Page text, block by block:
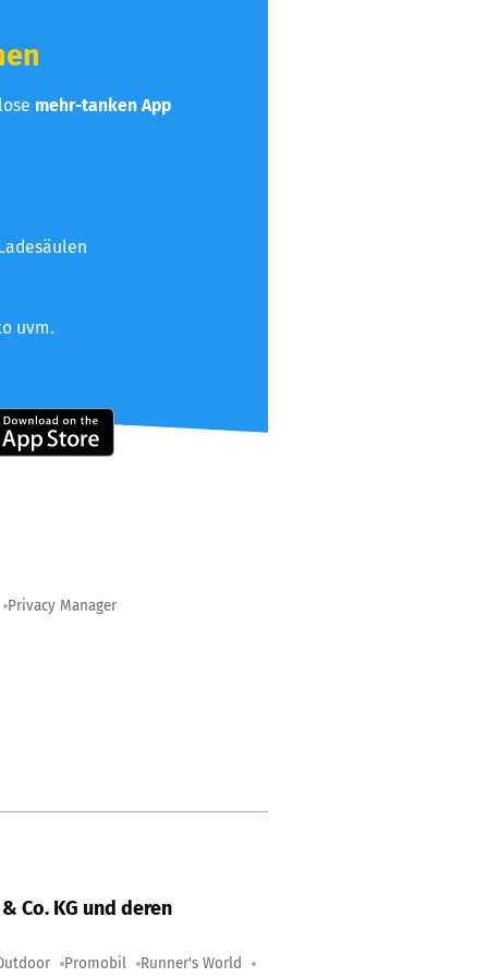
mehr-tanken App
uvm.
Privacy Manager
Co. KG und deren
Promobil Runner's World